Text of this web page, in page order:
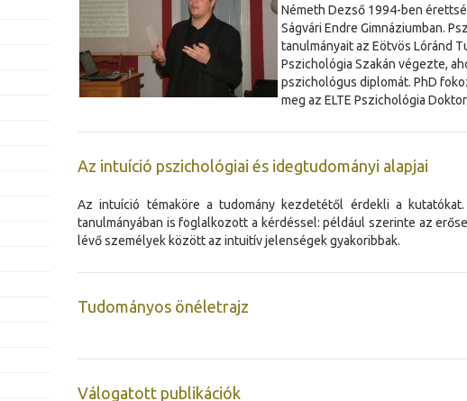
Németh Dezső 1994-ben
Ságvári Endre Gimnáziumban.
tanulmányait az Eötvös Lóránd
Pszichológia Szakán végezte,
pszichológus diplomát. PhD
meg az ELTE Pszichológia
Az intuíció pszichológiai és idegtudományi alapjai
Az intuíció témaköre a tudomány kezdetétől érdekli a
tanulmányában is foglalkozott a kérdéssel: például szerinte az
lévő személyek között az intuitív jelenségek gyakoribbak.
Tudományos önéletrajz
Válogatott publikációk